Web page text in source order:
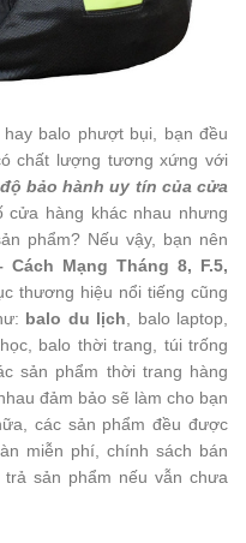
hay balo phượt bụi, bạn đều
chất lượng tương xứng với
bảo hành uy tín của cửa
hàng khác nhau nhưng
phẩm? Nếu vậy, bạn nên
Cách Mạng Tháng 8, F.5,
thương hiệu nổi tiếng cũng
balo du lịch, balo laptop,
balo thời trang, túi trống
sản phẩm thời trang hàng
đảm bảo sẽ làm cho bạn
các sản phẩm đều được
miễn phí, chính sách bán
sản phẩm nếu vẫn chưa